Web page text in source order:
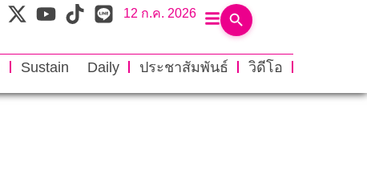
12 ก.ค. 2026
Sustain Daily ประชาสัมพันธ์
วิดีโอ